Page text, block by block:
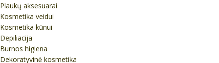
Plaukų aksesuarai
Kosmetika veidui
Kosmetika kūnui
Depiliacija
Burnos higiena
Dekoratyvinė kosmetika